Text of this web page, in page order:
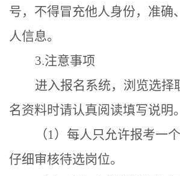
号，不得冒充他人身份，准确
人信息。
3.注意事项
进入报名系统，浏览选择
名资料时请认真阅读填写说明。
（1）每人只允许报考一
仔细审核待选岗位。